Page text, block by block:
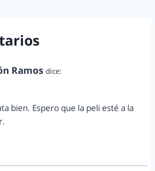
Ramos dice:
bien. Espero que la peli esté a la